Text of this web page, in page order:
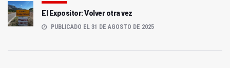
El Expositor: Volver otra vez
PUBLICADO EL 31 DE AGOSTO DE 2025